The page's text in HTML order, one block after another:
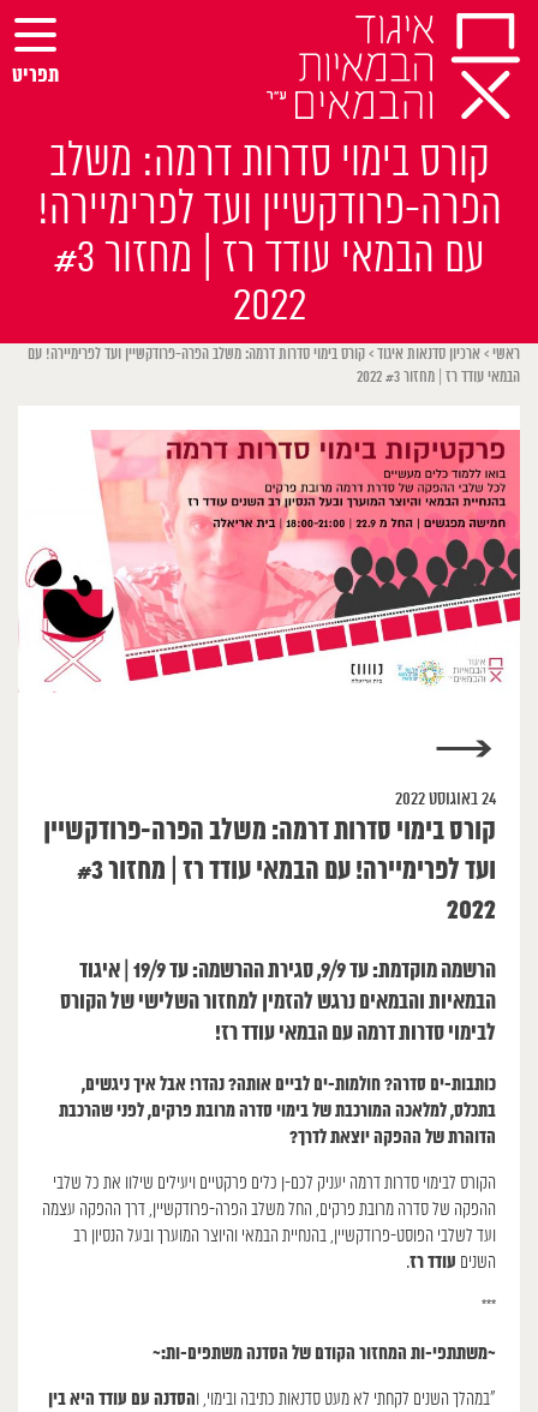
Skip
content
קורס בימוי סדרות דרמה: משלב
הפרה-פרודקשיין ועד לפרימיירה!
עם הבמאי עודד רז | מחזור #3
2022
תפריט
ראשי > ארכיון סדנאות איגוד > קורס בימוי סדרות דרמה: משלב הפרה-פרודקשיין ועד לפרימיירה! עם
הבמאי עודד רז | מחזור #3 2022
→
24 באוגוסט 2022
קורס בימוי סדרות דרמה: משלב הפרה-פרודקשיין
ועד לפרימיירה! עם הבמאי עודד רז | מחזור #3
2022
הרשמה מוקדמת: עד 9/9, סגירת ההרשמה: עד 19/9 | איגוד
הבמאיות והבמאים נרגש להזמין למחזור השלישי של הקורס
לבימוי סדרות דרמה עם הבמאי עודד רז!
כותבות-ים סדרה? חולמות-ים לביים אותה? נהדר! אבל איך ניגשים,
בתכלס, למלאכה המורכבת של בימוי סדרה מרובת פרקים, לפני שהרכבת
הדוהרת של ההפקה יוצאת לדרך?
הקורס לבימוי סדרות דרמה יעניק לכם-ן כלים פרקטיים ויעילים שילוו את כל שלבי
ההפקה של סדרה מרובת פרקים, החל משלב הפרה-פרודקשיין, דרך ההפקה עצמה
ועד לשלבי הפוסט-פרודקשיין, בהנחיית הבמאי והיוצר המוערך ובעל הנסיון רב
השנים עודד רז.
***
~משתתפי-ות המחזור הקודם של הסדנה משתפים-ות:~
״במהלך השנים לקחתי לא מעט סדנאות כתיבה ובימוי, והסדנה עם עודד היא בין